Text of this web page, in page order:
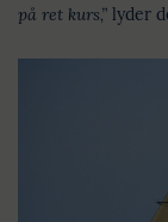
på ret kurs,” lyder